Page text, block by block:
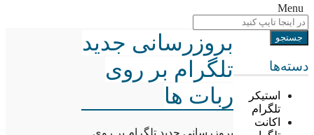
Menu
دسته‌ها
استیکر
تلگرام
اکانت
بروزرسانی جدید
تلگرام بر روی
ربات ها
بروزرسانی جدید تلگرام بر روی